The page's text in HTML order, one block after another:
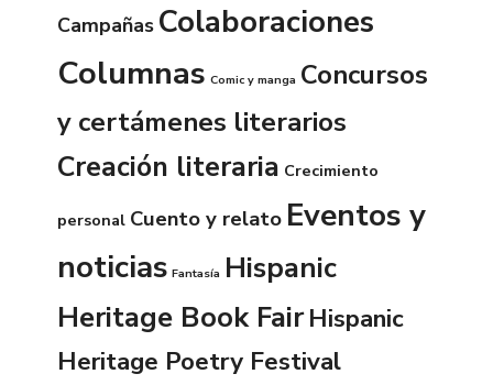
Campañas Colaboraciones
Columnas Comic y manga Concursos
y certámenes literarios
Creación literaria Crecimiento
personal Cuento y relato Eventos y
noticias Fantasía Hispanic
Heritage Book FairHispanic
Heritage Poetry Festival